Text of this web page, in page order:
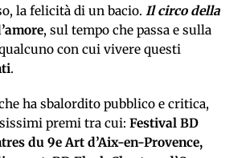
la felicità di un bacio. Il circo della
, sul tempo che passa e sulla
con cui vivere questi
.
ha sbalordito pubblico e critica,
premi tra cui: Festival BD
du 9e Art d’Aix-en-Provence,